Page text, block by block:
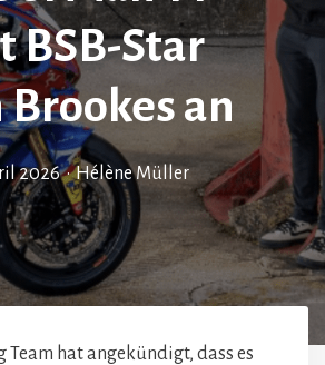
BSB-Star
Brookes an
2026 • Hélène Müller
Team hat angekündigt, dass es